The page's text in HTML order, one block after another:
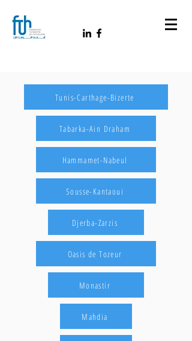
Tunis-Carthage-Bizerte
Tabarka-Ain Draham
Hammamet-Nabeul
Sousse-Kantaoui
Djerba-Zarzis
Oasis de Tozeur
Monastir
Mahdia